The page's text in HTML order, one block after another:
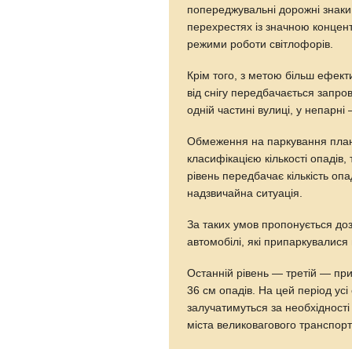
попереджувальні дорожні
перехрестях із значною
режими роботи світлофорів.
Крім того, з метою більш
від снігу передбачається
одній частині вулиці, у непарні
Обмеження на паркування
класифікацією кількості
рівень передбачає кількість
надзвичайна ситуація.
За таких умов пропонується
автомобілі, які
Останній рівень — третій —
36 см опадів. На цей період усі
залучатимуться за
міста великовагового